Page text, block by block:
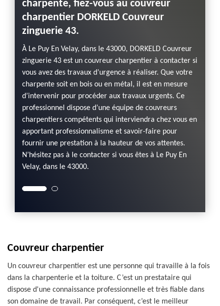
charpente, fiez-vous au couvreur
charpentier DORKELD Couvreur
zinguerie 43.
À Le Puy En Velay, dans le 43000, DORKELD Couvreur
zinguerie 43 est un couvreur charpentier à contacter si
vous avez des travaux d’urgence à réaliser. Que votre
charpente soit en bois ou en métal, il est en mesure
d’intervenir pour procéder aux travaux urgents. Ce
professionnel dispose d’une équipe de couvreurs
charpentiers compétents qui interviendra chez vous en
apportant professionnalisme et savoir-faire pour
fournir une prestation à la hauteur de vos attentes.
N’hésitez pas à le contacter si vous êtes à Le Puy En
Velay, dans le 43000.
Couvreur charpentier
Un couvreur charpentier est une personne qui travaille à la fois
dans la charpenterie et la toiture. C’est un prestataire qui
dispose d'une connaissance professionnelle et très fiable dans
son domaine de travail. Par conséquent, c’est le meilleur